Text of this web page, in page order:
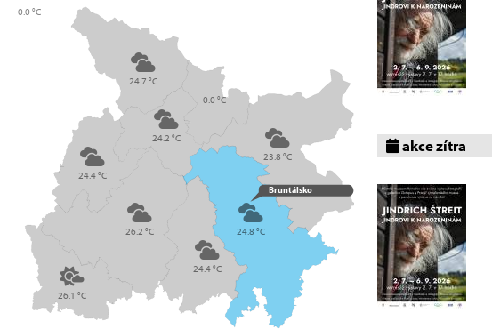
24.2 °C
26.2 °C
24.7 °C
0.0 °C
26.1 °C
24.4 °C
24.8 °C
24.4 °C
23.8 °C
0.0 °C
Bruntálsko
akce zítra